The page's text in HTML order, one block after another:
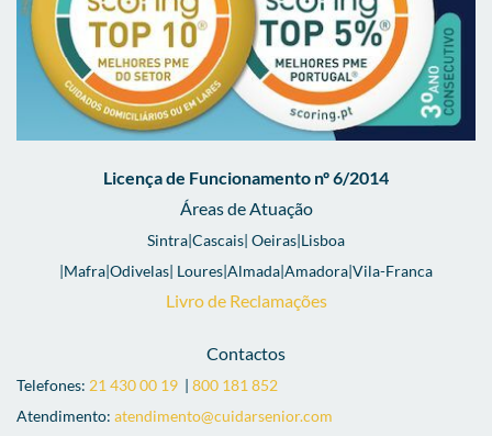
Licença de Funcionamento nº 6/2014
Áreas deAtuação
Sintra|Cascais| Oeiras|Lisboa
|Mafra|Odivelas| Loures|Almada|Amadora|Vila-Franca
Livro de Reclamações
Contactos
Telefones: 21 430 00 19 | 800 181 852
Atendimento: atendimento@cuidarsenior.com